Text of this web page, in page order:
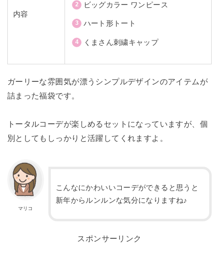
内容
ビッグカラー ワンピース
ハート形トート
くまさん刺繍キャップ
ガーリーな雰囲気が漂うシンプルデザインのアイテムが
詰まった福袋です。
トータルコーデが楽しめるセットになっていますが、個
別としてもしっかりと活躍してくれますよ。
マリコ
こんなにかわいいコーデができると思うと
新年からルンルンな気分になりますね♪
スポンサーリンク